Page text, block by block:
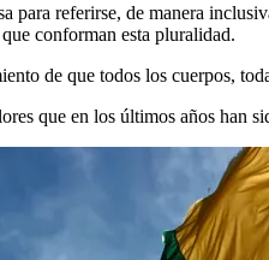
para referirse, de manera
conforman esta pluralidad.
de que todos los cuerpos,
que en los últimos años han